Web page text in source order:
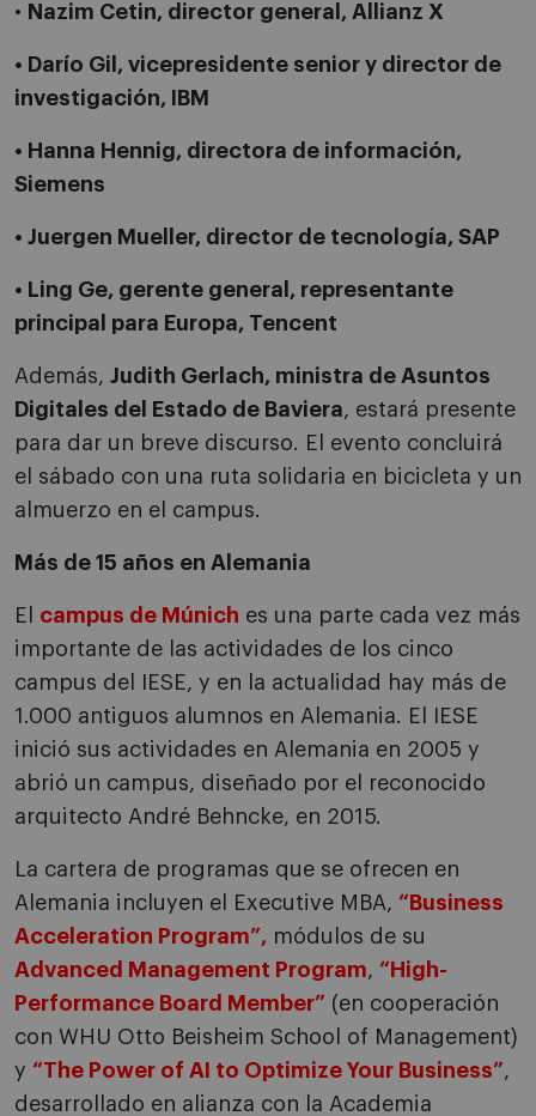
• Nazim Cetin, director general, Allianz X
• Darío Gil, vicepresidente senior y director de
investigación, IBM
• Hanna Hennig, directora de información,
Siemens
• Juergen Mueller, director de tecnología, SAP
• Ling Ge, gerente general, representante
principal para Europa, Tencent
Además, Judith Gerlach, ministra de Asuntos
Digitales del Estado de Baviera, estará presente
para dar un breve discurso. El evento concluirá
el sábado con una ruta solidaria en bicicleta y un
almuerzo en el campus.
Más de 15 años en Alemania
El campus de Múnich es una parte cada vez más
importante de las actividades de los cinco
campus del IESE, y en la actualidad hay más de
1.000 antiguos alumnos en Alemania. El IESE
inició sus actividades en Alemania en 2005 y
abrió un campus, diseñado por el reconocido
arquitecto André Behncke, en 2015.
La cartera de programas que se ofrecen en
Alemania incluyen el
Executive MBA, “Business
Acceleration Program”, módulos de su
Advanced Management Program, “High-
Performance Board Member” (en cooperación
con WHU Otto Beisheim School of Management)
y “The Power of AI to Optimize Your Business”,
desarrollado en alianza con la Academia